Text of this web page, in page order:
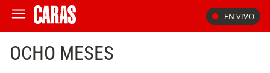
EN VIVO
OCHO MESES